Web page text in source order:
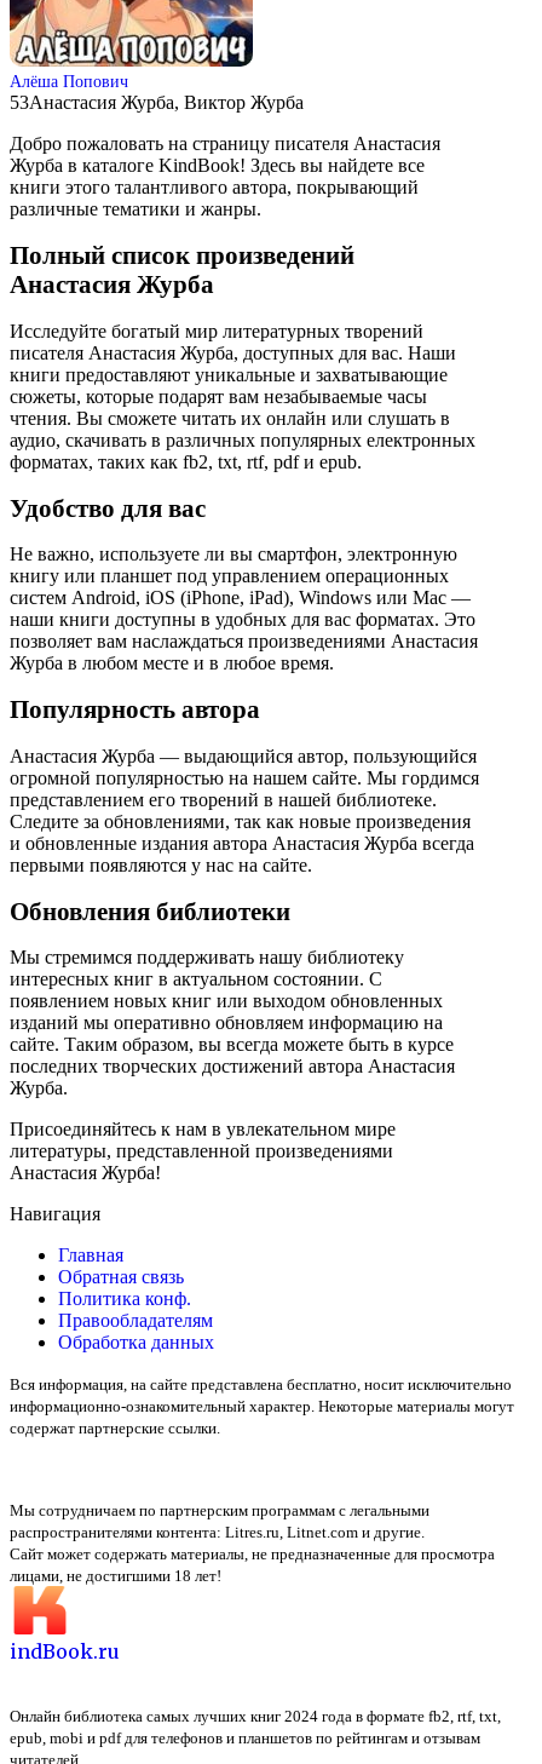
Алёша Попович
53Анастасия Журба, Виктор Журба
Добро пожаловать на страницу писателя Анастасия
Журба в каталоге KindBook! Здесь вы найдете все
книги этого талантливого автора, покрывающий
различные тематики и жанры.
Полный список произведений
Анастасия Журба
Исследуйте богатый мир литературных творений
писателя Анастасия Журба, доступных для вас. Наши
книги предоставляют уникальные и захватывающие
сюжеты, которые подарят вам незабываемые часы
чтения. Вы сможете читать их онлайн или слушать в
аудио, скачивать в различных популярных електронных
форматах, таких как fb2, txt, rtf, pdf и epub.
Удобство для вас
Не важно, используете ли вы смартфон, электронную
книгу или планшет под управлением операционных
систем Android, iOS (iPhone, iPad), Windows или Mac —
наши книги доступны в удобных для вас форматах. Это
позволяет вам наслаждаться произведениями Анастасия
Журба в любом месте и в любое время.
Популярность автора
Анастасия Журба — выдающийся автор, пользующийся
огромной популярностью на нашем сайте. Мы гордимся
представлением его творений в нашей библиотеке.
Следите за обновлениями, так как новые произведения
и обновленные издания автора Анастасия Журба всегда
первыми появляются у нас на сайте.
Обновления библиотеки
Мы стремимся поддерживать нашу библиотеку
интересных книг в актуальном состоянии. С
появлением новых книг или выходом обновленных
изданий мы оперативно обновляем информацию на
сайте. Таким образом, вы всегда можете быть в курсе
последних творческих достижений автора Анастасия
Журба.
Присоединяйтесь к нам в увлекательном мире
литературы, представленной произведениями
Анастасия Журба!
Навигация
Главная
Обратная связь
Политика конф.
Правообладателям
Обработка данных
Вся информация, на сайте представлена бесплатно, носит исключительно
информационно-ознакомительный характер. Некоторые материалы могут
содержат партнерские ссылки.
Мы сотрудничаем по партнерским программам с легальными
распространителями контента: Litres.ru, Litnet.com и другие.
Сайт может содержать материалы, не предназначенные для просмотра
лицами, не достигшими 18 лет!
indBook.ru
Онлайн библиотека самых лучших книг 2024 года в формате fb2, rtf, txt,
epub, mobi и pdf для телефонов и планшетов по рейтингам и отзывам
читателей.